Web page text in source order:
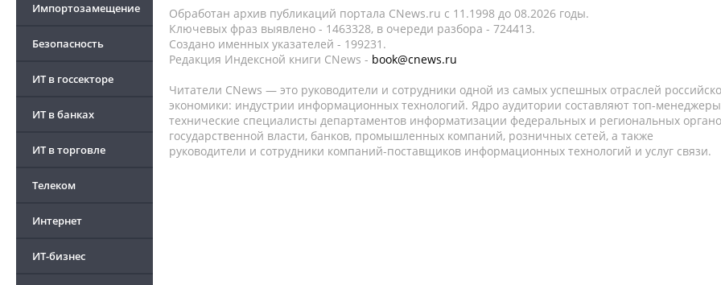
Импортозамещение
Безопасность
ИТ в госсекторе
ИТ в банках
ИТ в торговле
Телеком
Интернет
ИТ-бизнес
Обработан архив публикаций портала CNews.ru c 11.1998 до 08.2026 годы.
Ключевых фраз выявлено - 1463328, в очереди разбора - 724413.
Создано именных указателей - 199231.
Редакция Индексной книги CNews - book@cnews.ru
Читатели CNews — это руководители и сотрудники одной из самых успешных отраслей
экономики: индустрии информационных технологий. Ядро аудитории составляют топ-
технические специалисты департаментов информатизации федеральных и региональных
государственной власти, банков, промышленных компаний, розничных сетей, а также
руководители и сотрудники компаний-поставщиков информационных технологий и услуг связи.